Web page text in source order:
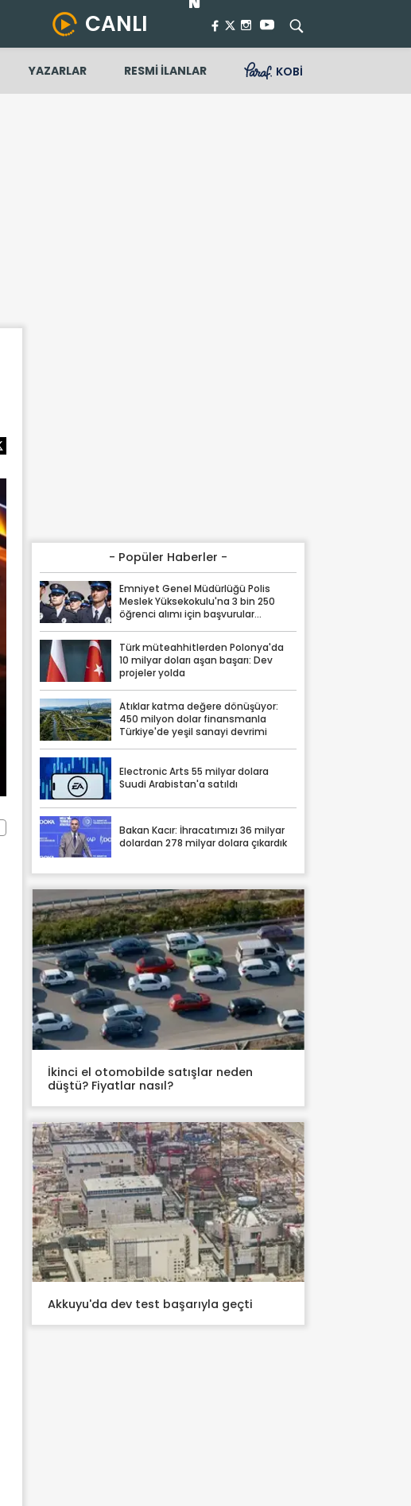
CANLI
YAZARLAR RESMİ İLANLAR KOBİ
- Popüler Haberler -
Emniyet Genel Müdürlüğü Polis
Meslek Yüksekokulu'na 3 bin 250
öğrenci alımı için başvurular
Türk müteahhitlerden Polonya'da
10 milyar doları aşan başarı: Dev
projeler yolda
Atıklar katma değere dönüşüyor:
450 milyon dolar finansmanla
Türkiye'de yeşil sanayi devrimi
Electronic Arts 55 milyar dolara
Suudi Arabistan'a satıldı
Bakan Kacır: İhracatımızı 36 milyar
dolardan 278 milyar dolara çıkardık
İkinci el otomobilde satışlar neden
düştü? Fiyatlar nasıl?
Akkuyu'da dev test başarıyla geçti